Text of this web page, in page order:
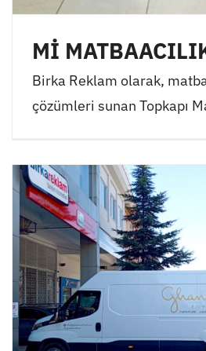
Mİ
Birka Reklam olarak,
çözümleri sunan Topkapı